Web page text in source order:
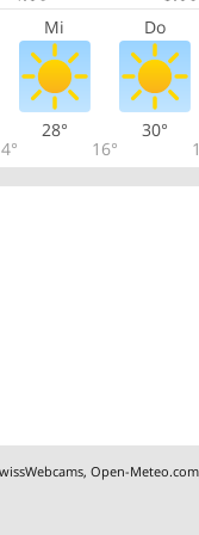
Mi Do
28°
16°
30°
,Open-Meteo.com